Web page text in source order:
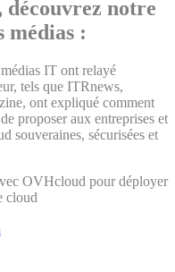
découvrez notre
médias :
IT ont relayé
tels que ITRnews,
ont expliqué comment
proposer aux entreprises et
souveraines, sécurisées et
OVHcloud pour déployer
cloud